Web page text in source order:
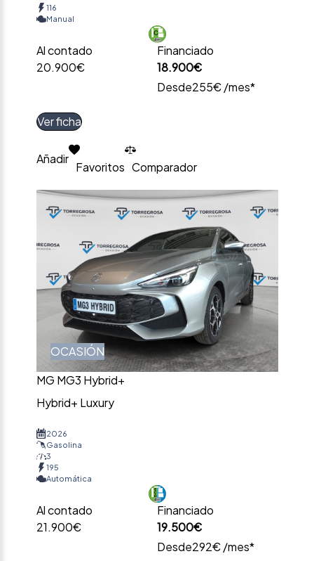
116
Manual
Al contado
20.900€
Financiado
18.900€
Desde255€ /mes*
Ver ficha
Añadir
Favoritos Comparador
OCASIÓN
MG MG3 Hybrid+
Hybrid+ Luxury
2026
Gasolina
3
195
Automática
Al contado
21.900€
Financiado
19.500€
Desde292€ /mes*